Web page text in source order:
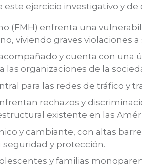
este ejercicio investigativo y de
(FMH) enfrenta una
viviendo graves violaciones
y cuenta con una
las organizaciones de la
para las redes de tráfico y
rechazos y
existente en las
y cambiante, con altas
seguridad y protección.
y familias